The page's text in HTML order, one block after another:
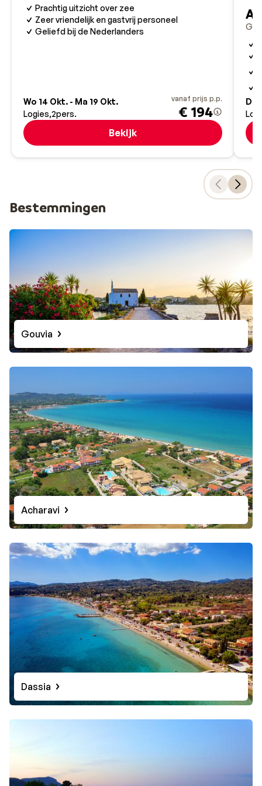
boottocht en bewonder het Griekse Corfu vanaf het
water. Wat ga jij als eerste doen als je op Corfu bent?
Prachtig uitzicht over zee
Zeer vriendelijk en gastvrij personeel
Geliefd bij de Nederlanders
Wo 14 Okt. - Ma 19 Okt.
Logies 2pers.
vanaf prijs p.p.
€ 194
Bekijk
Do
Bestemmingen
Gouvia
Acharavi
Dassia